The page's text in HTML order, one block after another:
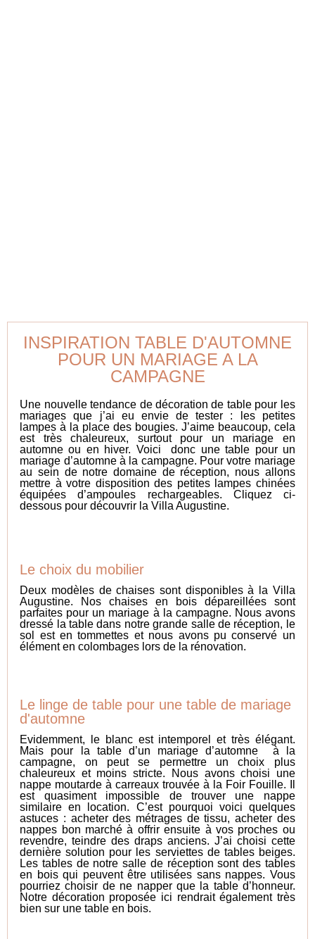
INSPIRATION TABLE D'AUTOMNE
POUR UN MARIAGE A LA
CAMPAGNE
Une nouvelle tendance de décoration de table pour les
mariages que j’ai eu envie de tester : les petites
lampes à la place des bougies. J’aime beaucoup, cela
est très chaleureux, surtout pour un mariage en
automne ou en hiver. Voici donc une table pour un
mariage d’automne à la campagne. Pour votre mariage
au sein de notre domaine de réception, nous allons
mettre à votre disposition des petites lampes chinées
équipées d’ampoules rechargeables. Cliquez ci-
dessous pour découvrir la Villa Augustine.
Le choix du mobilier
Deux modèles de chaises sont disponibles à la Villa
Augustine. Nos chaises en bois dépareillées sont
parfaites pour un mariage à la campagne. Nous avons
dressé la table dans notre grande salle de réception, le
sol est en tommettes et nous avons pu conservé un
élément en colombages lors de la rénovation.
Le linge de table pour une table de mariage
d'automne
Evidemment, le blanc est intemporel et très élégant.
Mais pour la table d’un mariage d’automne à la
campagne, on peut se permettre un choix plus
chaleureux et moins stricte. Nous avons choisi une
nappe moutarde à carreaux trouvée à la Foir Fouille. Il
est quasiment impossible de trouver une nappe
similaire en location. C’est pourquoi voici quelques
astuces : acheter des métrages de tissu, acheter des
nappes bon marché à offrir ensuite à vos proches ou
revendre, teindre des draps anciens. J’ai choisi cette
dernière solution pour les serviettes de tables beiges.
Les tables de notre salle de réception sont des tables
en bois qui peuvent être utilisées sans nappes. Vous
pourriez choisir de ne napper que la table d’honneur.
Notre décoration proposée ici rendrait également très
bien sur une table en bois.